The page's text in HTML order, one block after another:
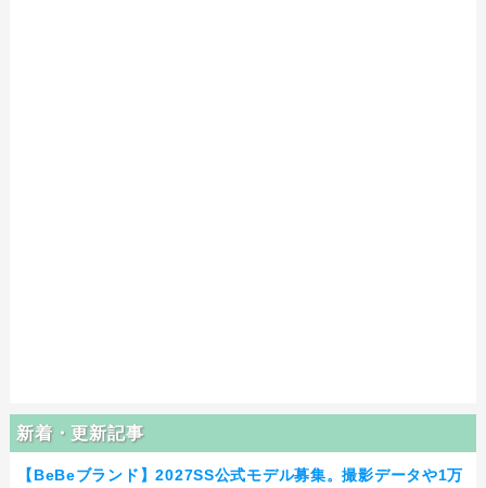
新着・更新記事
【BeBeブランド】2027SS公式モデル募集。撮影データや1万